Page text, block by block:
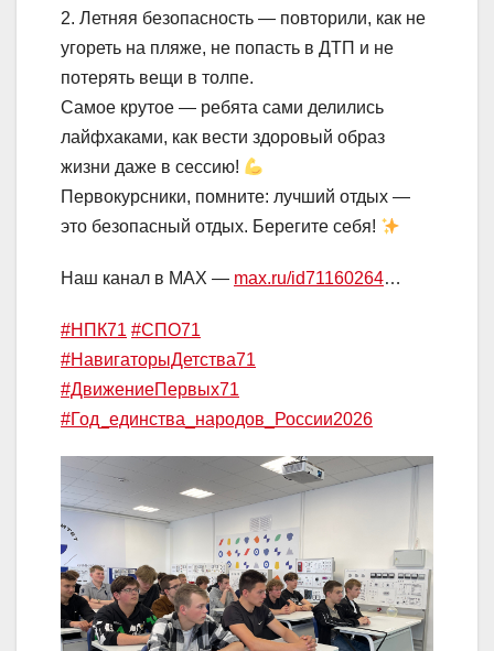
2. Летняя безопасность — повторили, как не
угореть на пляже, не попасть в ДТП и не
потерять вещи в толпе.
Самое крутое — ребята сами делились
лайфхаками, как вести здоровый образ
жизни даже в сессию!
Первокурсники, помните: лучший отдых —
это безопасный отдых. Берегите себя!
Наш канал в MAX — max.ru/id71160264…
#НПК71 #СПО71
#НавигаторыДетства71
#ДвижениеПервых71
#Год_единства_народов_России2026